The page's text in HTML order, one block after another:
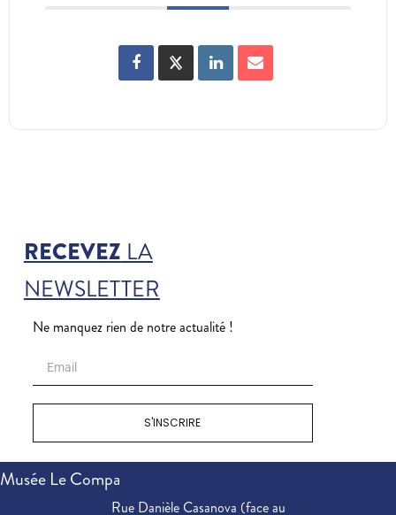
RECEVEZ LA
NEWSLETTER
Ne manquez rien de notre actualité !
S'INSCRIRE
Musée Le Compa
Rue Danièle Casanova (face au